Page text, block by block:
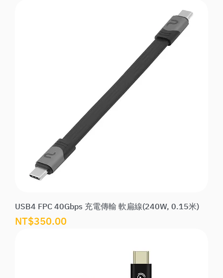
USB4 FPC 40Gbps 充電傳輸 軟扁線(240W, 0.15米)
價格
NT$350.00